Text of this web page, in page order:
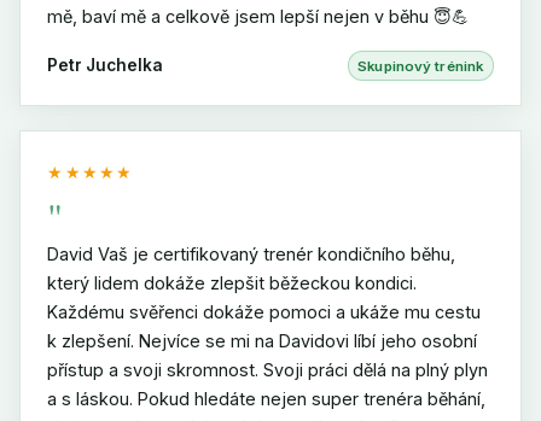
mě, baví mě a celkově jsem lepší nejen v běhu 😇💪
Petr Juchelka Skupinový trénink
★★★★★
"
David Vaš je certifikovaný trenér kondičního běhu,
který lidem dokáže zlepšit běžeckou kondici.
Každému svěřenci dokáže pomoci a ukáže mu cestu
k zlepšení. Nejvíce se mi na Davidovi líbí jeho osobní
přístup a svoji skromnost. Svoji práci dělá na plný plyn
a s láskou. Pokud hledáte nejen super trenéra běhání,